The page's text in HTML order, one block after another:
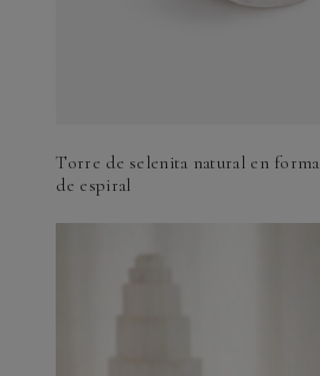
Torre de selenita natural en forma
de espiral